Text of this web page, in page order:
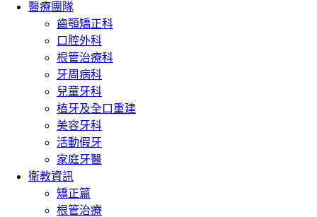
醫療團隊
齒顎矯正科
口腔外科
根管治療科
牙周病科
兒童牙科
植牙及全口重建
美容牙科
活動假牙
家庭牙醫
衛教資訊
矯正篇
根管治療